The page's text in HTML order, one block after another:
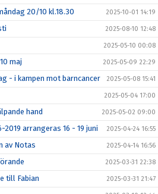
20/10 kl.18.30 2025-10-01 14:19
2025-08-10 12:48
2025-05-10 00:08
maj 2025-05-09 22:29
- i kampen mot barncancer 2025-05-08 15:41
2025-05-04 17:00
hand 2025-05-02 09:00
arrangeras 16 - 19 juni 2025-04-24 16:55
av Notas 2025-04-14 16:56
2025-03-31 22:38
till Fabian 2025-03-31 21:47